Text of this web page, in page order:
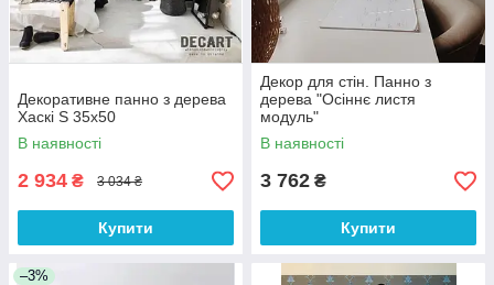
Декоративне панно з дерева
Хаскі S 35х50
В наявності
2 934 ₴ 3 034 ₴
Купити
Декор для стін. Панно з
дерева "Осіннє листя
модуль"
В наявності
3 762 ₴
Купити
–3%